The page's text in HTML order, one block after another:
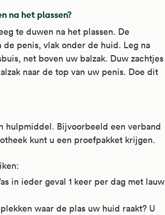
na het plassen?
te duwen na het plassen. De
penis, vlak onder de huid. Leg na
net boven uw balzak. Duw zachtjes
naar de top van uw penis. Doe dit
hulpmiddel. Bijvoorbeeld een verband
kunt u een proefpakket krijgen.
in ieder geval 1 keer per dag met lauw
waar de plas uw huid raakt? U